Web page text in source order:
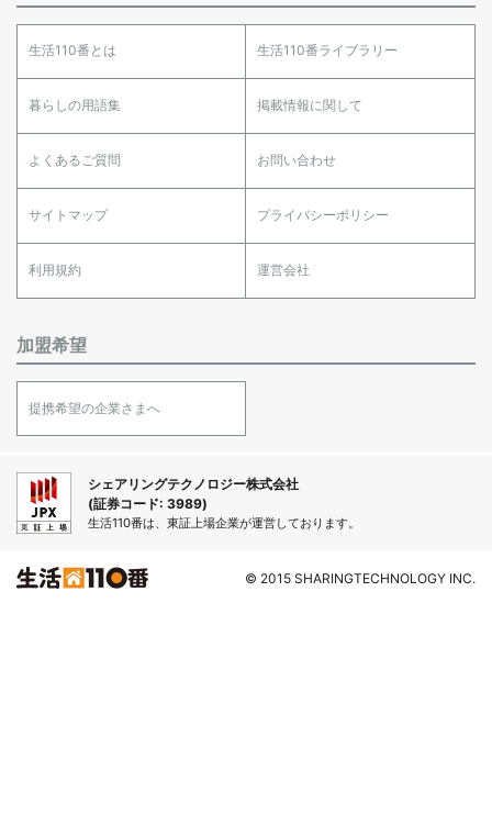
生活110番とは 生活110番ライブラリー
暮らしの用語集 掲載情報に関して
よくあるご質問 お問い合わせ
サイトマップ プライバシーポリシー
利用規約 運営会社
加盟希望
提携希望の企業さまへ
シェアリングテクノロジー株式会社
(証券コード: 3989)
生活110番は、東証上場企業が運営しております。
© 2015 SHARINGTECHNOLOGY INC.